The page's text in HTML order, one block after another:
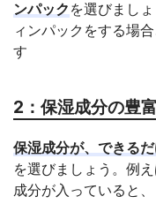
ンパック を選びまし
ィンパックをする場
す
2：保湿成分の豊
保湿成分が、できる
を選びましょう。例
成分が入っていると